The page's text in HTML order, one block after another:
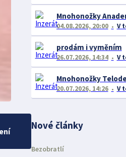
04.08.2026, 20:00 V
prodám i vyměním
26.07.2026, 14:34 V
Mnohonožky
20.07.2026, 14:26 V
Nové články
Bezobratlí